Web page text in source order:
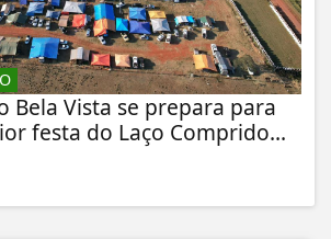
Bela Vista se prepara para
festa do Laço Comprido...